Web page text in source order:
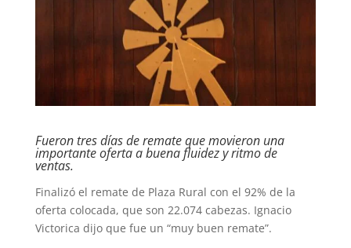
Fueron tres días de remate que movieron una
importante oferta a buena fluidez y ritmo de
ventas.
Finalizó el remate de Plaza Rural con el 92% de la
oferta colocada, que son 22.074 cabezas. Ignacio
Victorica dijo que fue un “muy buen remate”.